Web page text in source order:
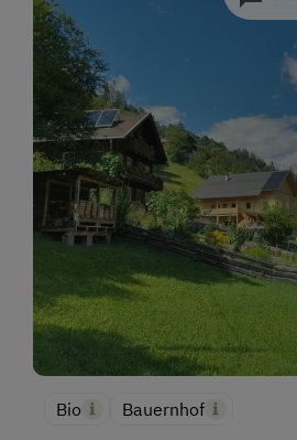
Bio Bauernhof